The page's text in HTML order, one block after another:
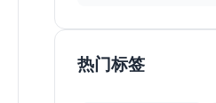
热门标签